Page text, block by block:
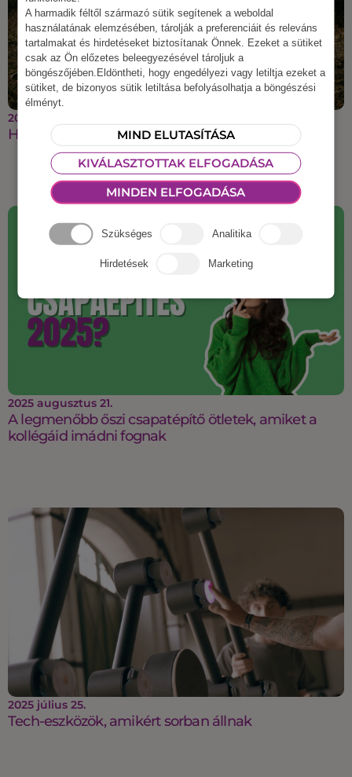
2025 szeptember 22.
Halloweeni csapatépítés
2025 augusztus 21.
A legmenőbb őszi csapatépítő ötletek, amiket a
kollégáid imádni fognak
2025 július 25.
Tech-eszközök, amikért sorban állnak
A harmadik féltől származó sütik segítenek a weboldal
használatának elemzésében, tárolják a preferenciáit és releváns
tartalmakat és hirdetéseket biztosítanak Önnek. Ezeket a sütiket
csak az Ön előzetes beleegyezésével tároljuk a
böngészőjében.Eldöntheti, hogy engedélyezi vagy letiltja ezeket a
sütiket, de bizonyos sütik letiltása befolyásolhatja a böngészési
élményt.
MIND ELUTASÍTÁSA
KIVÁLASZTOTTAK ELFOGADÁSA
MINDEN ELFOGADÁSA
Szükséges Analitika
Hirdetések Marketing